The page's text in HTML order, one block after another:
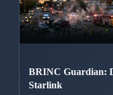
BRINC Guardian:
Starlink